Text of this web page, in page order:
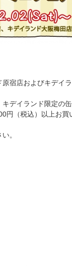
宿店およびキデ
デイランド限定の
（税込）以上お
。